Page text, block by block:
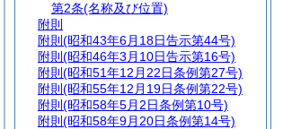
第2条(名称及び位置)
附則
附則 (昭和43年6月18日告示第44号)
附則 (昭和46年3月10日告示第16号)
附則 (昭和51年12月22日条例第27号)
附則 (昭和55年12月19日条例第22号)
附則 (昭和58年5月2日条例第10号)
附則 (昭和58年9月20日条例第14号)